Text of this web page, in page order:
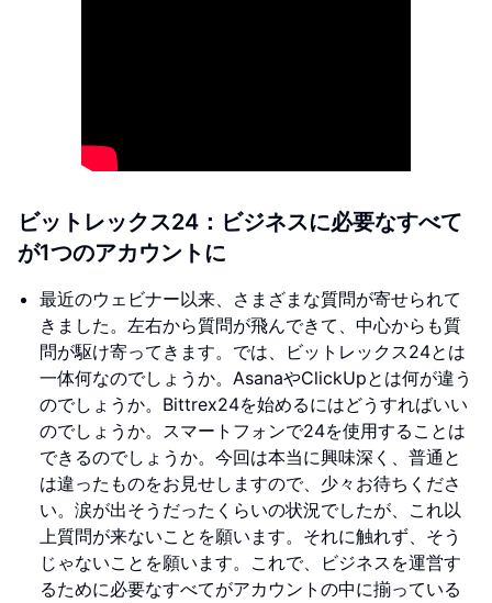
ビットレックス24：ビジネスに必要なすべて
が1つのアカウントに
最近のウェビナー以来、さまざまな質問が寄せられて
きました。左右から質問が飛んできて、中心からも質
問が駆け寄ってきます。では、ビットレックス24とは
一体何なのでしょうか。AsanaやClickUpとは何が違う
のでしょうか。Bittrex24を始めるにはどうすればいい
のでしょうか。スマートフォンで24を使用することは
できるのでしょうか。今回は本当に興味深く、普通と
は違ったものをお見せしますので、少々お待ちくださ
い。涙が出そうだったくらいの状況でしたが、これ以
上質問が来ないことを願います。それに触れず、そう
じゃないことを願います。これで、ビジネスを運営す
るために必要なすべてがアカウントの中に揃っている